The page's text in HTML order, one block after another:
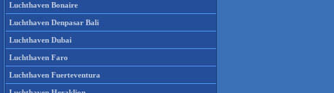
Luchthaven Bonaire
Luchthaven Denpasar Bali
Luchthaven Dubai
Luchthaven Faro
Luchthaven Fuerteventura